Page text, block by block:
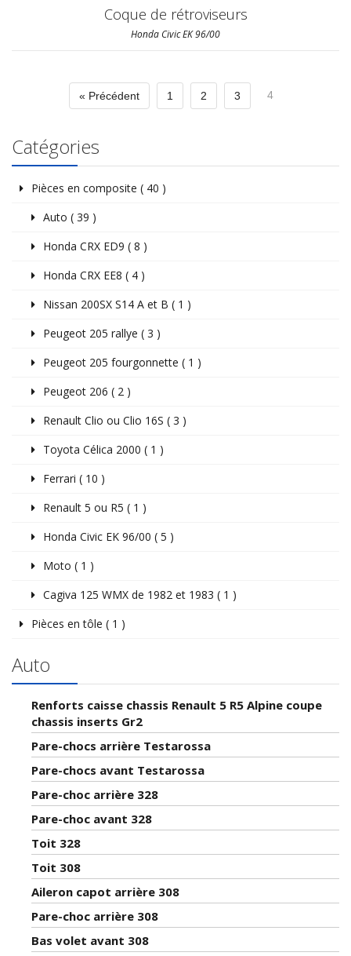
Coque de rétroviseurs
Honda Civic EK 96/00
« Précédent 1 2 3 4
Catégories
Pièces en composite ( 40 )
Auto ( 39 )
Honda CRX ED9 ( 8 )
Honda CRX EE8 ( 4 )
Nissan 200SX S14 A et B ( 1 )
Peugeot 205 rallye ( 3 )
Peugeot 205 fourgonnette ( 1 )
Peugeot 206 ( 2 )
Renault Clio ou Clio 16S ( 3 )
Toyota Célica 2000 ( 1 )
Ferrari ( 10 )
Renault 5 ou R5 ( 1 )
Honda Civic EK 96/00 ( 5 )
Moto ( 1 )
Cagiva 125 WMX de 1982 et 1983 ( 1 )
Pièces en tôle ( 1 )
Auto
Renforts caisse chassis Renault 5 R5 Alpine coupe
chassis inserts Gr2
Pare-chocs arrière Testarossa
Pare-chocs avant Testarossa
Pare-choc arrière 328
Pare-choc avant 328
Toit 328
Toit 308
Aileron capot arrière 308
Pare-choc arrière 308
Bas volet avant 308